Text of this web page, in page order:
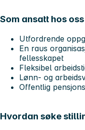
Som ansatt hos
Utfordrende
En raus
fellesskapet
Fleksibel
Lønn- og
Offentlig
Hvordan søke